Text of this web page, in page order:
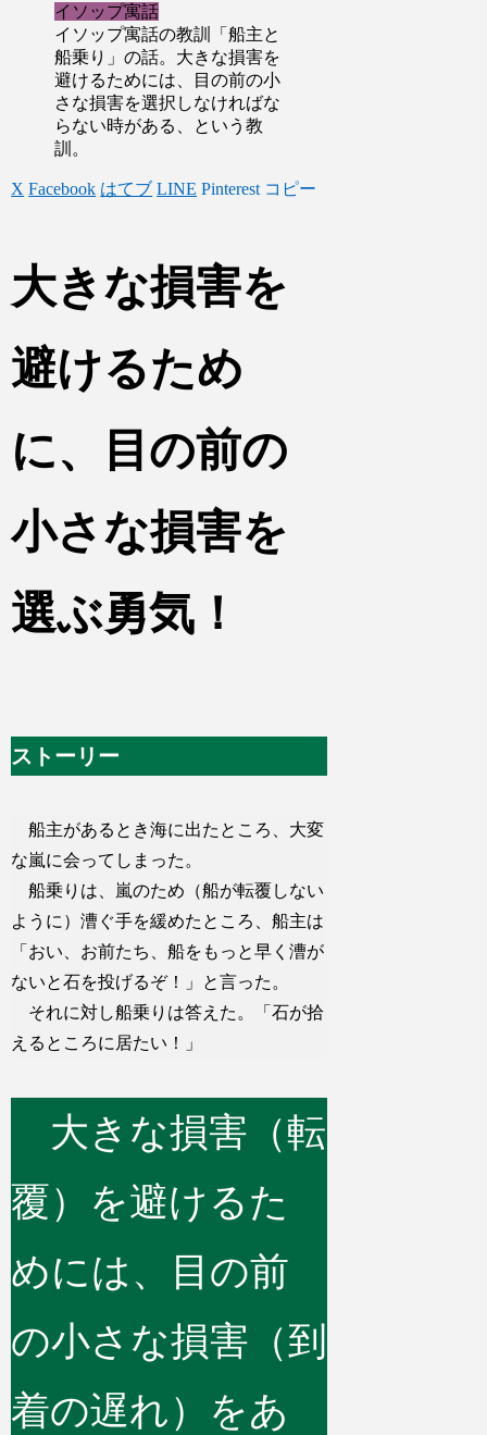
イソップ寓話
イソップ寓話の教訓「船主と
船乗り」の話。大きな損害を
避けるためには、目の前の小
さな損害を選択しなければな
らない時がある、という教
訓。
X Facebook はてブ LINE Pinterest コピー
大きな損害を
避けるため
に、目の前の
小さな損害を
選ぶ勇気！
ストーリー
船主があるとき海に出たところ、大変
な嵐に会ってしまった。
船乗りは、嵐のため（船が転覆しない
ように）漕ぐ手を緩めたところ、船主は
「おい、お前たち、船をもっと早く漕が
ないと石を投げるぞ！」と言った。
それに対し船乗りは答えた。「石が拾
えるところに居たい！」
大きな損害（転
覆）を避けるた
めには、目の前
の小さな損害（到
着の遅れ）をあ